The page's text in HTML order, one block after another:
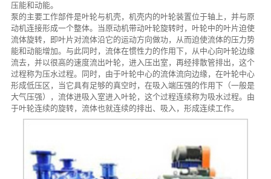
压能和动能。
泵的主要工作部件是叶轮与机壳，机壳内的叶轮装置位于轴上，并与原
动机连接形成一个整体。当原动机带动叶轮旋转时，叶轮中的叶片迫使
流体旋转，即叶片对流体沿它的运动方向做功，从而迫使流体的压力势
能和动能增加。与此同时，流体在惯性力的作用下，从中心向叶轮边缘
流去，并以很高的速度流出叶轮，进入压出室，再经排散管排出，这个
过程称为压水过程。同时，由于叶轮中心的流体流向边缘，在叶轮中心
形成低压区，当它具有足够的真空时，在吸入端压强的作用下（一般是
大气压强），流体进吸入室进入叶轮，这个过程连续称为吸水过程。由
于叶轮连续的旋转，流体也就连续的排出、吸入，形成连续工作。